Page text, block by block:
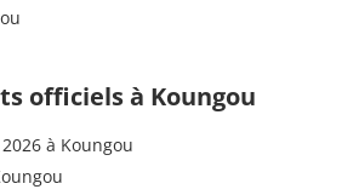
officiels à Koungou
à Koungou